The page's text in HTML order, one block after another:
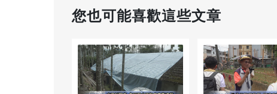
您也可能喜歡這些文章